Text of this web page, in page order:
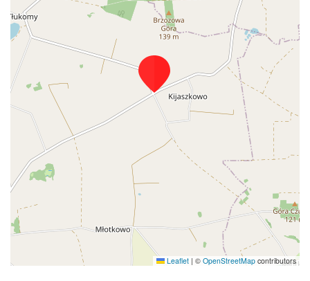
Leaflet | © OpenStreetMap contributors